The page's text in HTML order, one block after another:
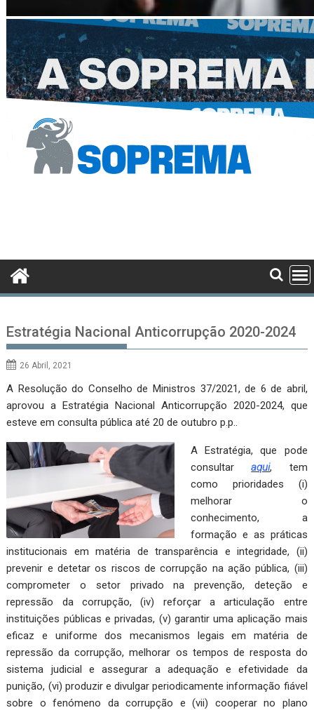
Estratégia Nacional Anticorrupção 2020-2024
26 Abril, 2021
A Resolução do Conselho de Ministros 37/2021, de 6 de abril,
aprovou a Estratégia Nacional Anticorrupção 2020-2024, que
esteve em consulta pública até 20 de outubro p.p..
A Estratégia, que pode
consultaraqui, tem
como prioridades (i)
melhorar o
conhecimento, a
formação e as práticas
institucionais em matéria de transparência e integridade, (ii)
prevenir e detetar os riscos de corrupção na ação pública, (iii)
comprometer o setor privado na prevenção, deteção e
repressão da corrupção, (iv) reforçar a articulação entre
instituições públicas e privadas, (v) garantir uma aplicação mais
eficaz e uniforme dos mecanismos legais em matéria de
repressão da corrupção, melhorar os tempos de resposta do
sistema judicial e assegurar a adequação e efetividade da
punição, (vi) produzir e divulgar periodicamente informação fiável
sobre o fenómeno da corrupção e (vii) cooperar no plano